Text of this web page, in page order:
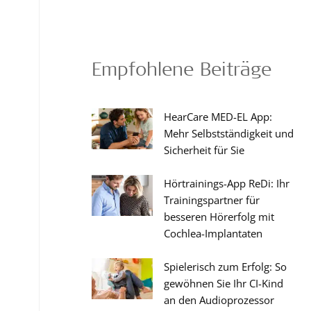
Empfohlene Beiträge
HearCare MED-EL App:
Mehr Selbstständigkeit und
Sicherheit für Sie
Hörtrainings-App ReDi: Ihr
Trainingspartner für
besseren Hörerfolg mit
Cochlea-Implantaten
Spielerisch zum Erfolg: So
gewöhnen Sie Ihr CI-Kind
an den Audioprozessor